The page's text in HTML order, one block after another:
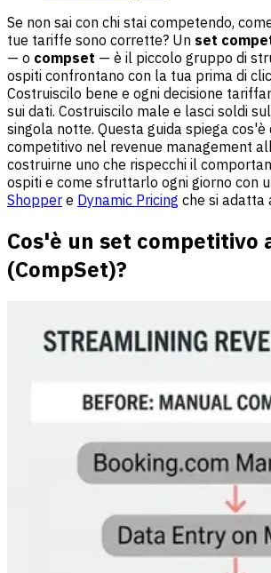
Se non sai con chi stai competendo,
tue tariffe sono corrette? Un set
— o compset — è il piccolo gruppo di
ospiti confrontano con la tua prima di
Costruiscilo bene e ogni decisione
sui dati. Costruiscilo male e lasci soldi
singola notte. Questa guida spiega cos'è
competitivo nel revenue management
costruirne uno che rispecchi il
ospiti e come sfruttarlo ogni giorno con
Shopper e Dynamic Pricing che si
Cos'è un set competitivo
(CompSet)?